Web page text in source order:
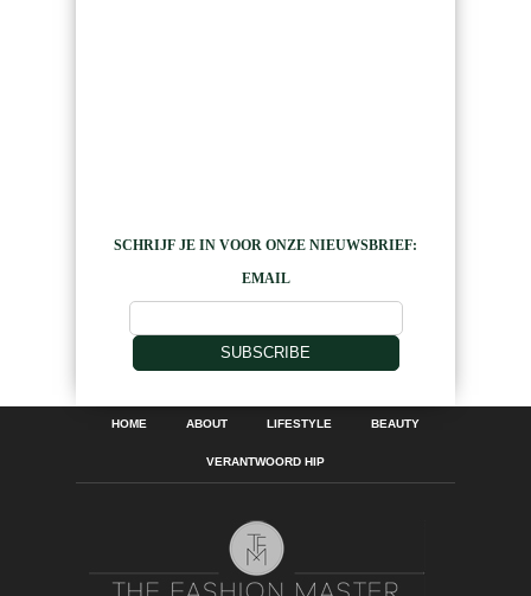
SCHRIJF JE IN VOOR ONZE NIEUWSBRIEF:
EMAIL
SUBSCRIBE
HOME ABOUT LIFESTYLE BEAUTY
VERANTWOORD HIP